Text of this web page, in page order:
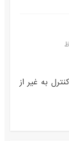
به غیر از